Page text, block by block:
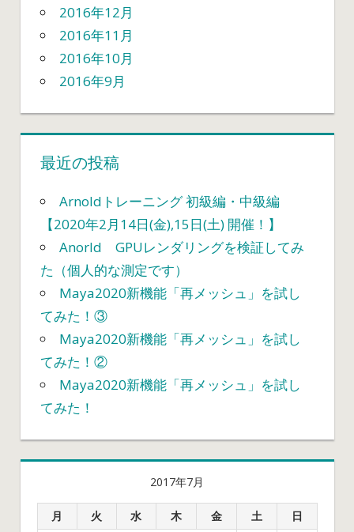
2016年12月
2016年11月
2016年10月
2016年9月
最近の投稿
Arnoldトレーニング 初級編・中級編
【2020年2月14日(金),15日(土) 開催！】
Anorld GPUレンダリングを検証してみ
た（個人的な測定です）
Maya2020新機能「再メッシュ」を試し
てみた！③
Maya2020新機能「再メッシュ」を試し
てみた！②
Maya2020新機能「再メッシュ」を試し
てみた！
2017年7月
月 火 水 木 金 土 日